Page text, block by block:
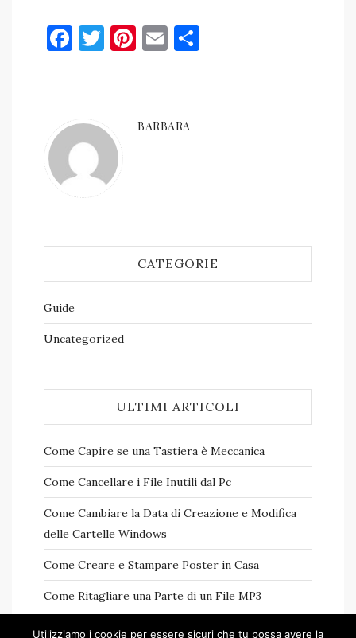
Facebook
Twitter
Pinterest
Email
BARBARA
CATEGORIE
Guide
Uncategorized
ULTIMI ARTICOLI
Come Capire se una Tastiera è Meccanica
Come Cancellare i File Inutili dal Pc
Come Cambiare la Data di Creazione e Modifica
delle Cartelle Windows
Come Creare e Stampare Poster in Casa
Come Ritagliare una Parte di un File MP3
Utilizziamo i cookie per essere sicuri che tu possa avere la